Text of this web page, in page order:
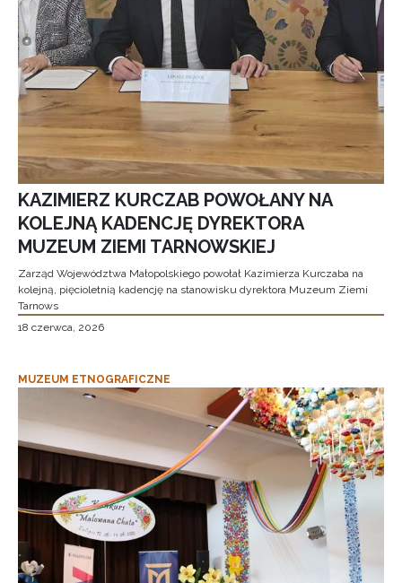
KAZIMIERZ KURCZAB POWOŁANY NA
KOLEJNĄ KADENCJĘ DYREKTORA
MUZEUM ZIEMI TARNOWSKIEJ
Zarząd Województwa Małopolskiego powołał Kazimierza Kurczaba na
kolejną, pięcioletnią kadencję na stanowisku dyrektora Muzeum Ziemi
Tarnows
18 czerwca, 2026
MUZEUM ETNOGRAFICZNE